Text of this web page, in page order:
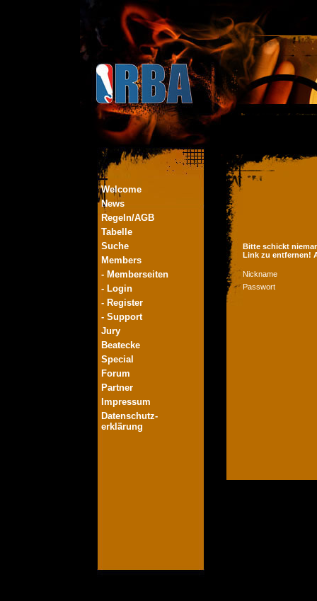
Welcome
News
Regeln/AGB
Tabelle
Suche
Members
- Memberseiten
- Login
- Register
- Support
Jury
Beatecke
Special
Forum
Partner
Impressum
Datenschutz-
erklärung
Bitte schickt
Link zu entfernen!
Nickname
Passwort